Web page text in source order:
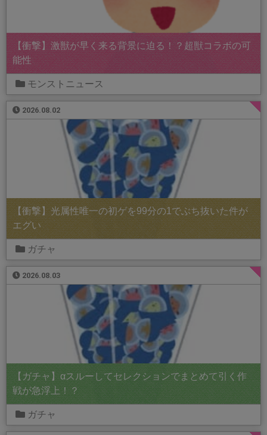
【衝撃】激獣が早く来る背景に迫る！？超獣コラボの可
能性
モンストニュース
2026.08.02
【衝撃】光属性唯一の初ゲを99分の1でぶち抜いた件が
エグい
ガチャ
2026.08.03
【ガチャ】αスルーしてセレクションでまとめて引く作
戦が急浮上！？
ガチャ